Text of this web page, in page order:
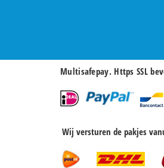
Multisafepay. Https SSL
Wij versturen de pakjes